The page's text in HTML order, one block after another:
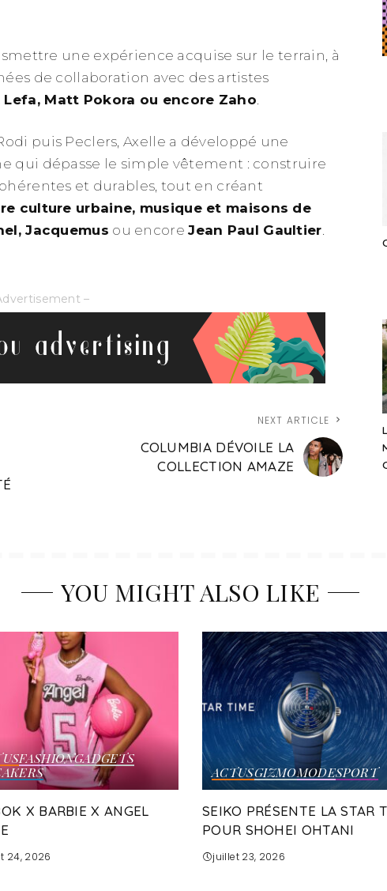
une expérience acquise sur le terrain, à
de collaboration avec des artistes
Lefa, Matt Pokora ou encore Zaho
puis Peclers, Axelle a développé une
qui dépasse le simple vêtement : construire
et durables, tout en créant
culture urbaine, musique et maisons de
Jacquemus ou encoreJean Paul Gaultier.
–
NEXT ARTICLE
COLUMBIA DÉVOILE LA
COLLECTION AMAZE
YOU MIGHT ALSO LIKE
FASHIONGADGETS
X BARBIE X ANGEL
24, 2026
ACTUSGIZMOMODESPORT
SEIKO PRÉSENTE LA STAR
POUR SHOHEI OHTANI
juillet 23, 2026